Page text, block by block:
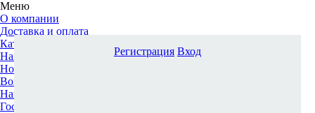
Меню
О компании
Доставка и оплата
Каталог
Наши офисы
Новости и новинки
Вопрос-ответ
Наша команда
Гос. заказчикам
Регистрация Вход